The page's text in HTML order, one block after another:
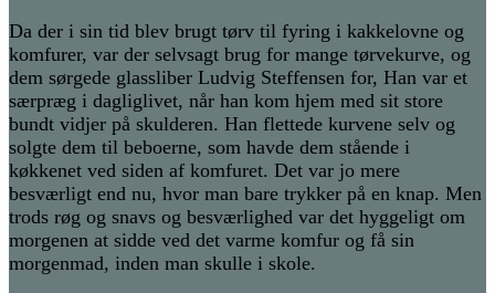
Da der i sin tid blev brugt tørv til fyring i kakkelovne og
komfurer, var der selvsagt brug for mange tørvekurve, og
dem sørgede glassliber Ludvig Steffensen for, Han var et
særpræg i dagliglivet, når han kom hjem med sit store
bundt vidjer på skulderen. Han flettede kurvene selv og
solgte dem til beboerne, som havde dem stående i
køkkenet ved siden af komfuret. Det var jo mere
besværligt end nu, hvor man bare trykker på en knap. Men
trods røg og snavs og besværlighed var det hyggeligt om
morgenen at sidde ved det varme komfur og få sin
morgenmad, inden man skulle i skole.